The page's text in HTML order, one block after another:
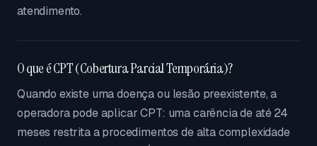
atendimento.
O que é CPT (Cobertura Parcial Temporária)?
Quando existe uma doença ou lesão preexistente, a
operadora pode aplicar CPT: uma carência de até 24
meses restrita a procedimentos de alta complexidade